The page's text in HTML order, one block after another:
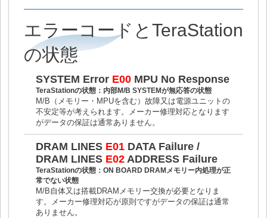
エラーコードとTeraStation
の状態
SYSTEM Error E00 MPU No Response
TeraStationの状態：内部M/B SYSTEMが無応答の状態
M/B（メモリー・MPUを含む）故障又は電源ユニットの
不安定等が考えられます。メーカー修理対応となります
がデータの保証は通常ありません。
DRAM LINES E01 DATA Failure /
DRAM LINES E02 ADDRESS Failure
TeraStationの状態：ON BOARD DRAMメモリー内処理が正
常でない状態
M/B自体又は搭載DRAMメモリー交換が必要となりま
す。メーカー修理対応が原則ですがデータの保証は通常
ありません。